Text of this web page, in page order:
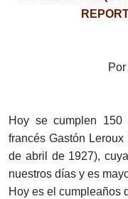
Por
Hoy se cumplen 150
francés Gastón
de abril de 1927),
nuestros días y es
Hoy es el cumpleaños